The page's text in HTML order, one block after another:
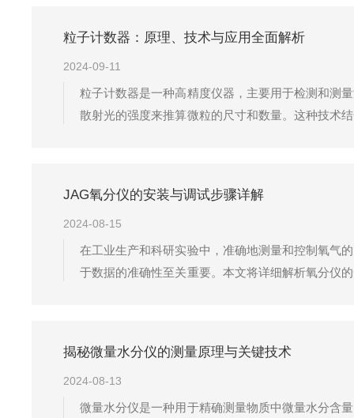
粒子计数器：原理、技术与应用全面解析
2024-09-11
粒子计数器是一种高精度仪器，主要用于检测和测
散射光的强度来推算微粒的尺寸和数量。这种技术
JAG氧分仪的安装与调试步骤详解
2024-08-15
在工业生产和科研实验中，准确地测量和控制氧气
于数据的准确性至关重要。本文将详细解析氧分仪
揭秘微量水分仪的测量原理与关键技术
2024-08-13
微量水分仪是一种用于精确测量物质中微量水分含